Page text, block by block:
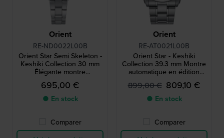
Orient
RE-ND0022L00B
Orient Star Semi Skeleton -
Keshiki Collection 30 mm
Élégante montre
automatique pour femmes
en édition limitée avec
cœur ouvert
695,00 €
● En stock
Comparer
Orient
RE-AT0021L00B
Orient Star - Keshiki
Collection 39.3 mm Montre
automatique en édition
limitée avec cœur ouvert et
réserve de marche
899,00 € 809,10 €
● En stock
Comparer